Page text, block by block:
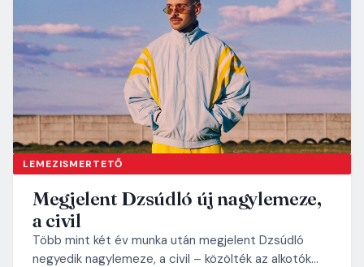
LEMEZISMERTETŐ
Megjelent Dzsúdló új nagylemeze,
a civil
Több mint két év munka után megjelent Dzsúdló
negyedik nagylemeze, a civil – közölték az alkotók…